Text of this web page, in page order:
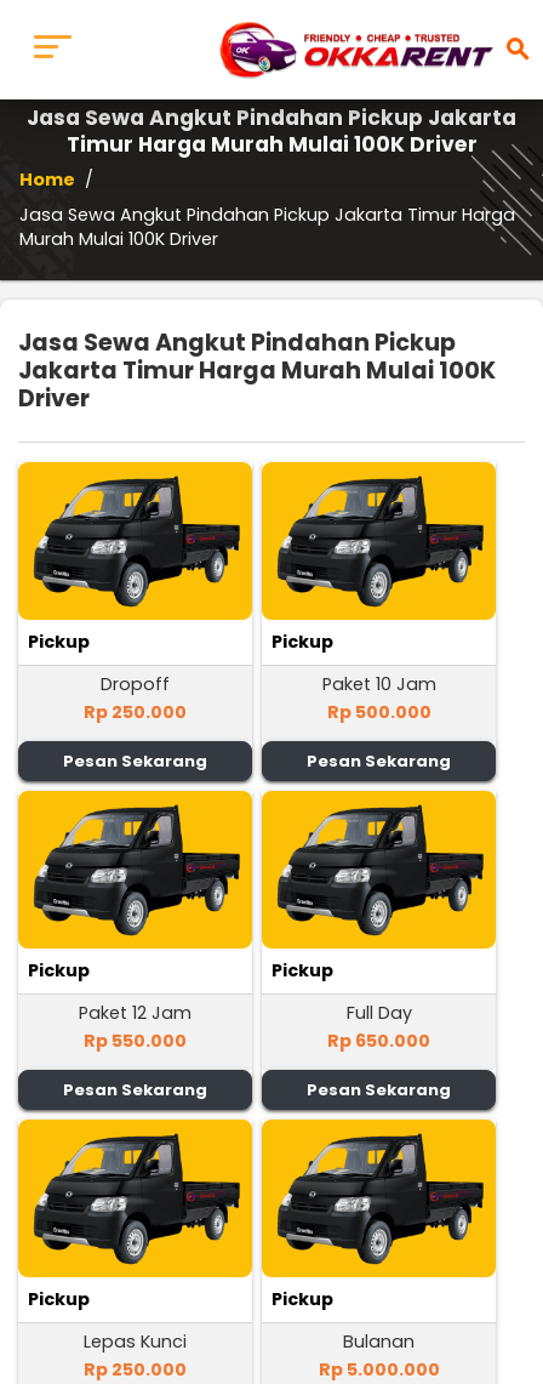
search
Jasa Sewa Angkut Pindahan Pickup Jakarta
Timur Harga Murah Mulai 100K Driver
Home /
Jasa Sewa Angkut Pindahan Pickup Jakarta Timur Harga
Murah Mulai 100K Driver
Jasa Sewa Angkut Pindahan Pickup
Jakarta Timur Harga Murah Mulai 100K
Driver
Pickup
Dropoff
Rp 250.000
Pesan Sekarang
Pickup
Paket 10 Jam
Rp 500.000
Pesan Sekarang
Pickup
Paket 12 Jam
Rp 550.000
Pesan Sekarang
Pickup
Full Day
Rp 650.000
Pesan Sekarang
Pickup
Lepas Kunci
Rp 250.000
Pickup
Bulanan
Rp 5.000.000